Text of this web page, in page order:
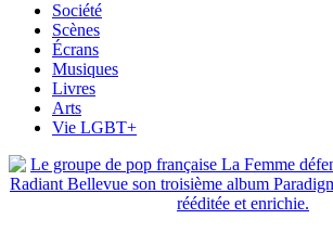
Société
Scènes
Écrans
Musiques
Livres
Arts
Vie LGBT+